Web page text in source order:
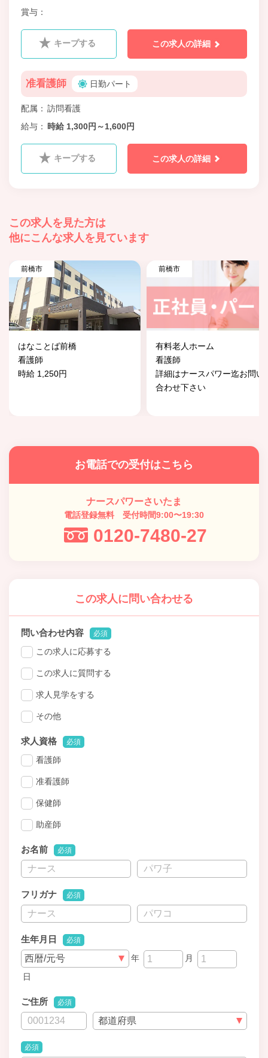
賞与
キープする この求人の詳細
准看護師 日勤パート
配属
訪問看護
給与
時給 1,300円～1,600円
キープする この求人の詳細
この求人を見た方は
他にこんな求人を見ています
前橋市
はなことば前橋
看護師
時給 1,250円
前橋市
有料老人ホーム
看護師
詳細はナースパワー迄お問い
合わせ下さい
お電話での受付はこちら
ナースパワーさいたま
電話登録無料 受付時間9:00〜19:30
0120-7480-27
この求人に問い合わせる
問い合わせ内容 必須
この求人に応募する
この求人に質問する
求人見学をする
その他
求人資格 必須
看護師
准看護師
保健師
助産師
お名前 必須
フリガナ 必須
生年月日 必須
年
月
日
ご住所 必須
必須